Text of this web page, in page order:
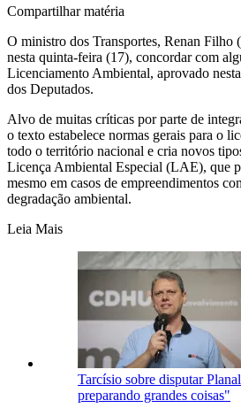
Compartilhar matéria
O ministro dos Transportes, Renan Filho
nesta quinta-feira (17), concordar com
Licenciamento Ambiental, aprovado
dos Deputados.
Alvo de muitas críticas por parte de
o texto estabelece normas gerais para o
todo o território nacional e cria novos
Licença Ambiental Especial (LAE), que
mesmo em casos de empreendimentos
degradação ambiental.
Leia Mais
Tarcísio sobre disputar
preparando grandes coisas"